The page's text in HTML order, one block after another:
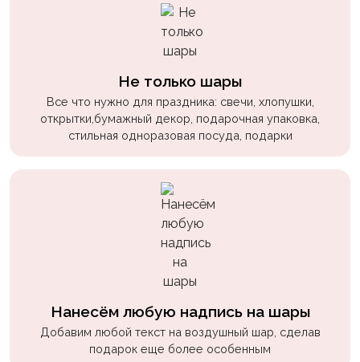
Не только шары
Все что нужно для праздника: свечи, хлопушки,
открытки,бумажный декор, подарочная упаковка,
стильная одноразовая посуда, подарки
Нанесём любую надпись на шары
Добавим любой текст на воздушный шар, сделав
подарок еще более особенным